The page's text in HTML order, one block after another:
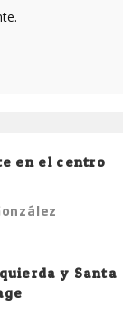
en el centro
y Santa